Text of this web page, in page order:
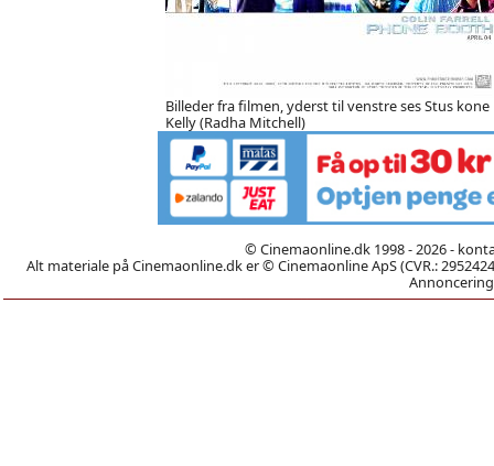
Billeder fra filmen, yderst til venstre ses Stus kone
Kelly (Radha Mitchell)
© Cinemaonline.dk 1998 - 2026 -
Alt materiale på Cinemaonline.dk er © Cinemaonline ApS (CVR.: